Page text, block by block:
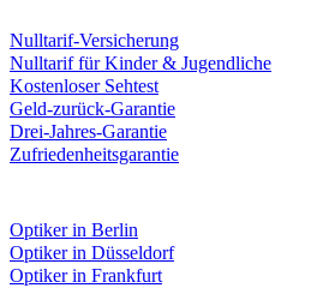
Nulltarif-Versicherung
Nulltarif für Kinder & Jugendliche
Kostenloser Sehtest
Geld-zurück-Garantie
Drei-Jahres-Garantie
Zufriedenheitsgarantie
Optiker in Berlin
Optiker in Düsseldorf
Optiker in Frankfurt